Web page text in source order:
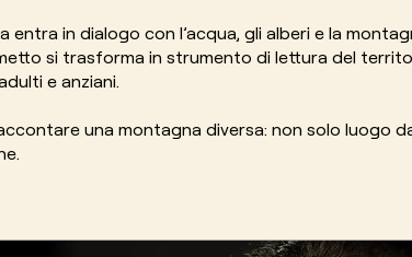
in dialogo con l’acqua, gli alberi e la
si trasforma in strumento di lettura del
e anziani.
una montagna diversa: non solo luogo